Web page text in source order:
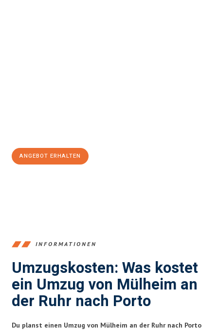
ANGEBOT ERHALTEN
INFORMATIONEN
Umzugskosten: Was kostet
ein Umzug von Mülheim an
der Ruhr nach Porto
Du planst einen Umzug von Mülheim an der Ruhr nach Porto